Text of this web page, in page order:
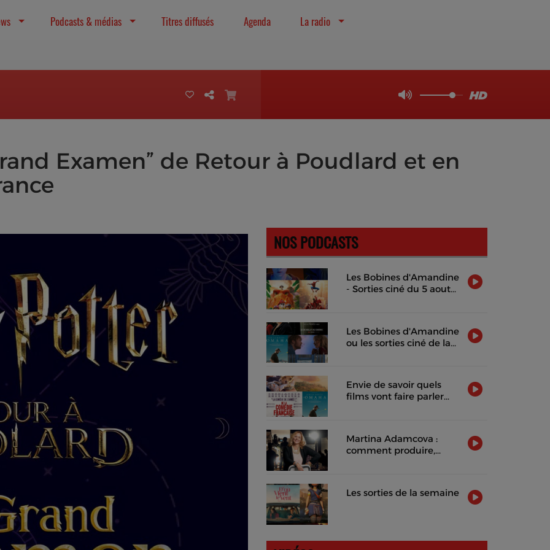
Podcasts & médias Titres diffusés Agenda La radio
Examen” de Retour à Poudlard et en
NOS PODCASTS
Les Bobines d'Amandine
- Sorties ciné du 5 aout
Les Bobines d'Amandine
ou les sorties ciné de la
Envie de savoir quels
films vont faire parler
Martina Adamcova :
comment produire,
Les sorties de la semaine